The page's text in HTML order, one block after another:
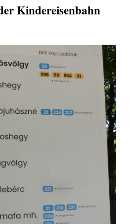
Kindereisenbahn